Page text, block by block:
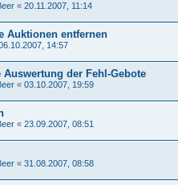
« 20.11.2007, 11:14
Auktionen entfernen
14:57
der Fehl-Gebote
« 03.10.2007, 19:59
« 23.09.2007, 08:51
« 31.08.2007, 08:58